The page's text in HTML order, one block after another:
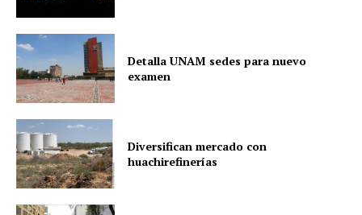
Detalla UNAM sedes para nuevo
examen
Diversifican mercado con
huachirefinerías